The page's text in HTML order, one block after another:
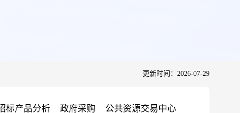
更新时间：2026-07-29
标产品分析 政府采购 公共资源交易中心